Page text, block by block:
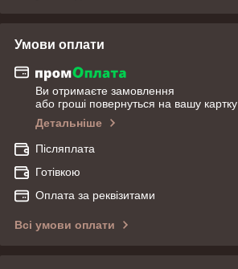
Умови оплати
Ви отримаєте замовлення
або гроші повернуться на вашу картку
Детальніше
Післяплата
Готівкою
Оплата за реквізитами
Всі умови оплати